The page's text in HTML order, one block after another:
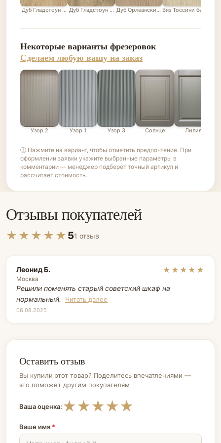
Дуб Гладстоун песочныйДуб Гладстоун серо-бежевыйДуб Орлеанский песочно-бежевый
Вяз Тоссини белый
Некоторые варианты фрезеровок
Сделаем любую вашу на заказ
Узор 2 Узор 1 Узор 3 Солнце Лилия
ⓘ Нажмите на вариант, чтобы отметить предпочтение. При
оформлении заявки укажите выбранные параметры в
комментарии — менеджер подберёт точный артикул и
рассчитает стоимость.
Отзывы покупателей
★★★★★ 51 отзыв
Леонид Б.
Москва
★★★★★
Решили поменять старый советский шкаф на
нормальный.
Читать далее
08.08.2025
Оставить отзыв
Вы купили этот товар? Поделитесь впечатлениями —
это поможет другим покупателям
Ваша оценка: ★
★
★
★
★
Ваше имя *